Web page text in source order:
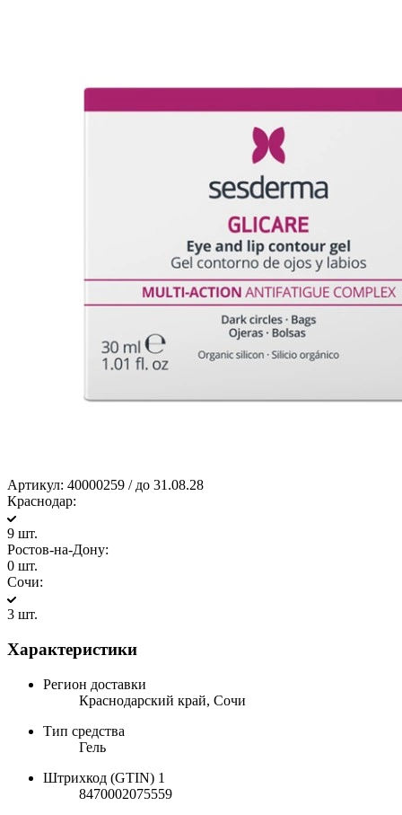
Артикул: 40000259 / до 31.08.28
Краснодар:
9 шт.
Ростов-на-Дону:
0 шт.
Сочи:
3 шт.
Характеристики
Регион доставки
Краснодарский край, Сочи
Тип средства
Гель
Штрихкод (GTIN) 1
8470002075559